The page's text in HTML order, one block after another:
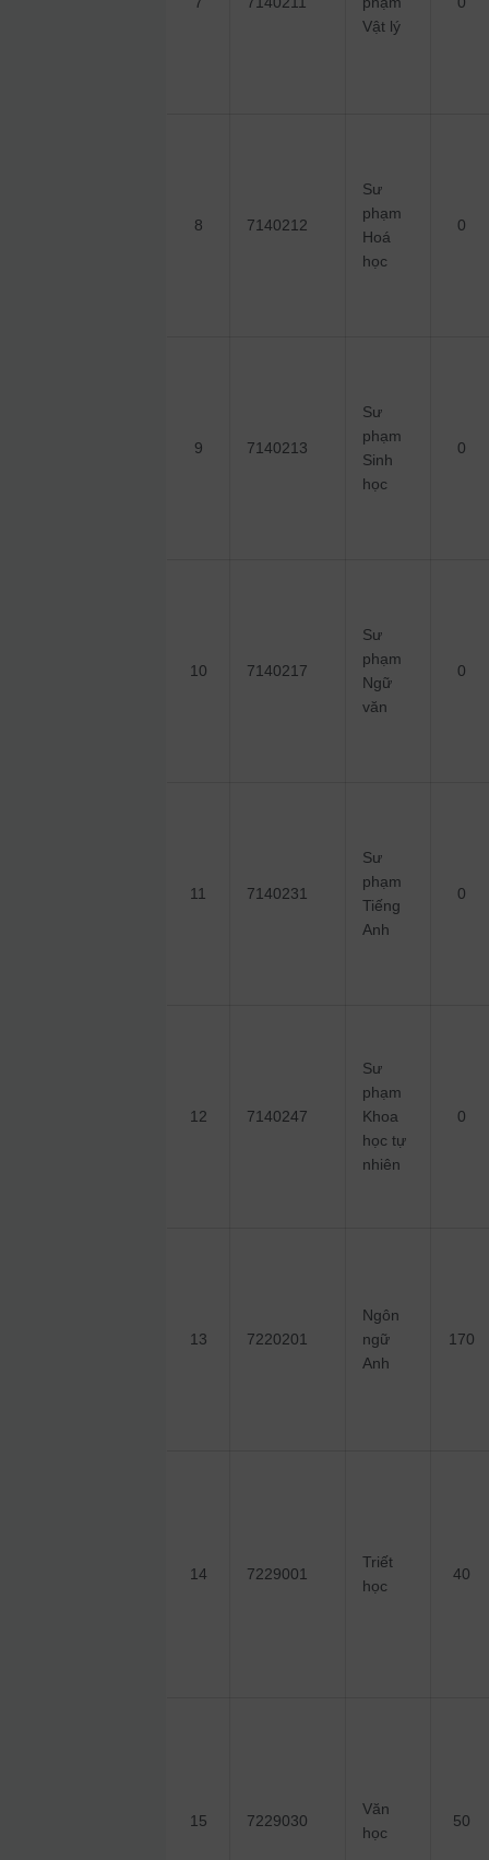
Vật lý
8 7140212
Sư
phạm
Hoá
học
0
9 7140213
Sư
phạm
Sinh
học
0
10 7140217
Sư
phạm
Ngữ
văn
0
11 7140231
Sư
phạm
Tiếng
Anh
0
12 7140247
Sư
phạm
Khoa
học tự
nhiên
0
13 7220201
Ngôn
ngữ
Anh
170
14 7229001
Triết
học
40
15 7229030
Văn
học
50